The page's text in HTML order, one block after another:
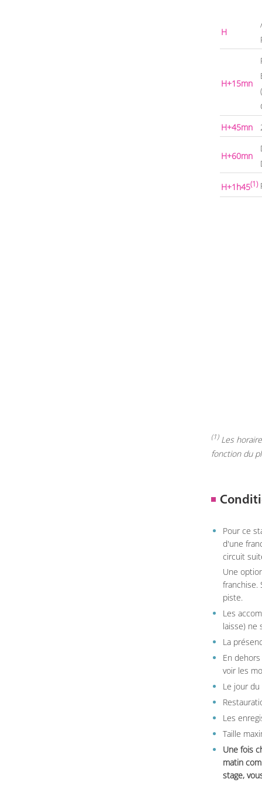
H
H+15mn
H+45mn
H+60mn
H+1h45(1)
(1)Les
fonction du
Pour ce
d'une
circuit
Une
franchise.
piste.
Les
laisse) ne
La
En
voir les
Le jour
Les
Taille
Une fois
matin
stage,